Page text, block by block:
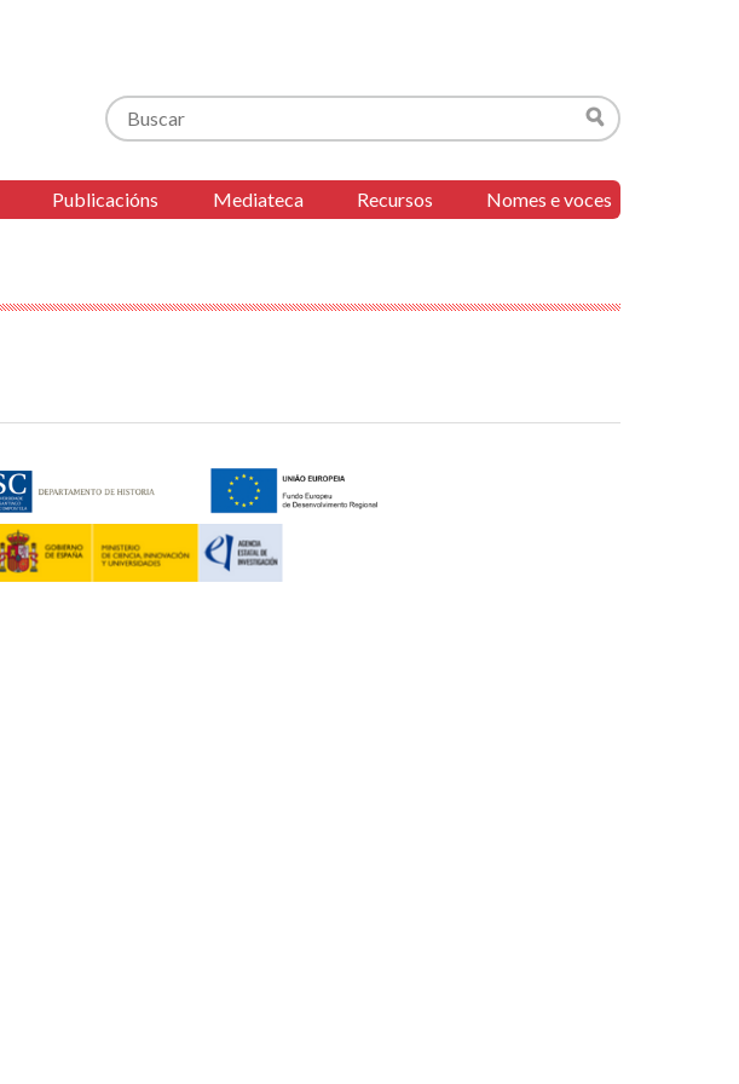
Buscar
Buscar
Publicacións Mediateca Recursos Nomes e voces